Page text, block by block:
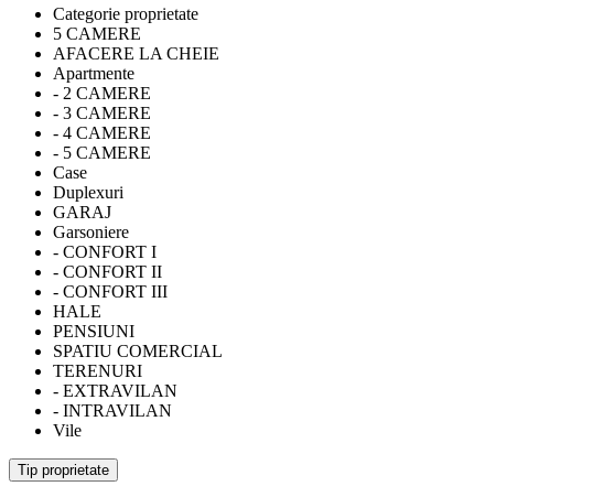
Categorie proprietate
5 CAMERE
AFACERE LA CHEIE
Apartmente
- 2 CAMERE
- 3 CAMERE
- 4 CAMERE
- 5 CAMERE
Case
Duplexuri
GARAJ
Garsoniere
- CONFORT I
- CONFORT II
- CONFORT III
HALE
PENSIUNI
SPATIU COMERCIAL
TERENURI
- EXTRAVILAN
- INTRAVILAN
Vile
Tip proprietate